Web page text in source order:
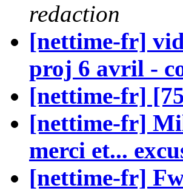
redaction
[nettime-fr]
proj 6 avril -
[nettime-fr]
[nettime-fr]
merci et...
[nettime-fr]